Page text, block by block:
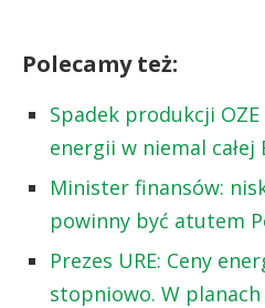
Polecamy też:
Spadek produkcji
energii w niemal całej
Minister finansów:
powinny być atutem
Prezes URE: Ceny
stopniowo. W